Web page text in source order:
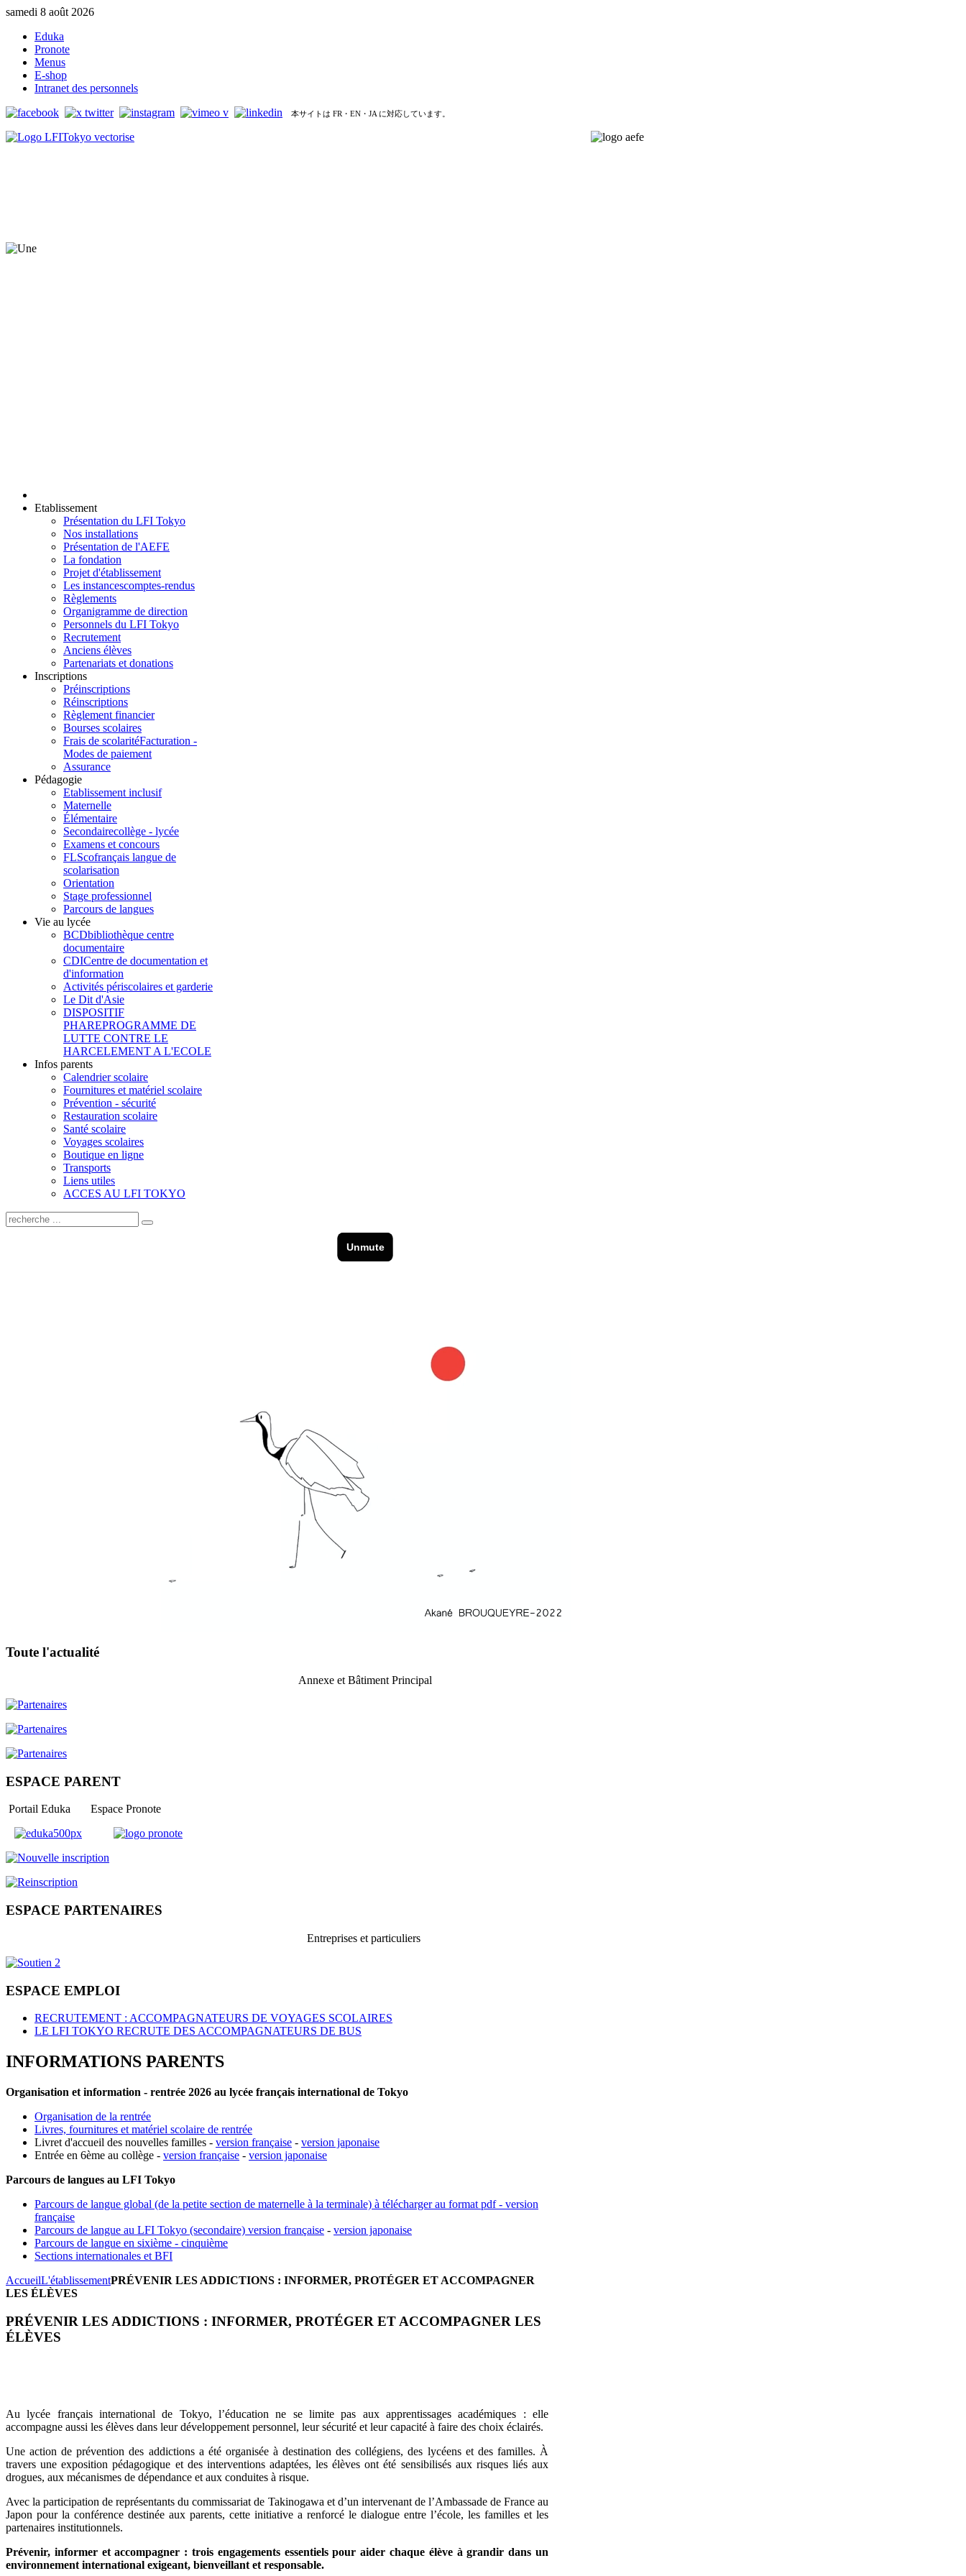
samedi 8 août 2026
Eduka
Pronote
Menus
E-shop
Intranet des personnels
本サイトは FR・EN・JA に対応しています。
Etablissement
Présentation du LFI Tokyo
Nos installations
Présentation de l'AEFE
La fondation
Projet d'établissement
Les instancescomptes-rendus
Règlements
Organigramme de direction
Personnels du LFI Tokyo
Recrutement
Anciens élèves
Partenariats et donations
Inscriptions
Préinscriptions
Réinscriptions
Règlement financier
Bourses scolaires
Frais de scolaritéFacturation -
Modes de paiement
Assurance
Pédagogie
Etablissement inclusif
Maternelle
Élémentaire
Secondairecollège - lycée
Examens et concours
FLScofrançais langue de
scolarisation
Orientation
Stage professionnel
Parcours de langues
Vie au lycée
BCDbibliothèque centre
documentaire
CDICentre de documentation et
d'information
Activités périscolaires et garderie
Le Dit d'Asie
DISPOSITIF
PHAREPROGRAMME DE
LUTTE CONTRE LE
HARCELEMENT A L'ECOLE
Infos parents
Calendrier scolaire
Fournitures et matériel scolaire
Prévention - sécurité
Restauration scolaire
Santé scolaire
Voyages scolaires
Boutique en ligne
Transports
Liens utiles
ACCES AU LFI TOKYO
Toute l'actualité
Annexe et Bâtiment Principal
ESPACE PARENT
Portail Eduka Espace Pronote
ESPACE PARTENAIRES
Entreprises et particuliers
ESPACE EMPLOI
RECRUTEMENT : ACCOMPAGNATEURS DE VOYAGES SCOLAIRES
LE LFI TOKYO RECRUTE DES ACCOMPAGNATEURS DE BUS
INFORMATIONS PARENTS
Organisation et information - rentrée 2026 au lycée français international de Tokyo
Organisation de la rentrée
Livres, fournitures et matériel scolaire de rentrée
Livret d'accueil des nouvelles familles - version française - version japonaise
Entrée en 6ème au collège - version française - version japonaise
Parcours de langues au LFI Tokyo
Parcours de langue global (de la petite section de maternelle à la terminale) à télécharger au format pdf - version
française
Parcours de langue au LFI Tokyo (secondaire) version française - version japonaise
Parcours de langue en sixième - cinquième
Sections internationales et BFI
AccueilL'établissementPRÉVENIR LES ADDICTIONS : INFORMER, PROTÉGER ET ACCOMPAGNER
LES ÉLÈVES
PRÉVENIR LES ADDICTIONS : INFORMER, PROTÉGER ET ACCOMPAGNER LES
ÉLÈVES
Au lycée français international de Tokyo, l’éducation ne se limite pas aux apprentissages académiques : elle
accompagne aussi les élèves dans leur développement personnel, leur sécurité et leur capacité à faire des choix éclairés.
Une action de prévention des addictions a été organisée à destination des collégiens, des lycéens et des familles. À
travers une exposition pédagogique et des interventions adaptées, les élèves ont été sensibilisés aux risques liés aux
drogues, aux mécanismes de dépendance et aux conduites à risque.
Avec la participation de représentants du commissariat de Takinogawa et d’un intervenant de l’Ambassade de France au
Japon pour la conférence destinée aux parents, cette initiative a renforcé le dialogue entre l’école, les familles et les
partenaires institutionnels.
Prévenir, informer et accompagner : trois engagements essentiels pour aider chaque élève à grandir dans un
environnement international exigeant, bienveillant et responsable.